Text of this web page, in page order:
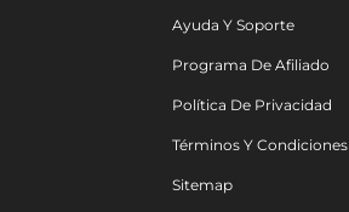
Ayuda Y Soporte
Programa De Afiliado
Política De Privacidad
Términos Y Condiciones
Sitemap